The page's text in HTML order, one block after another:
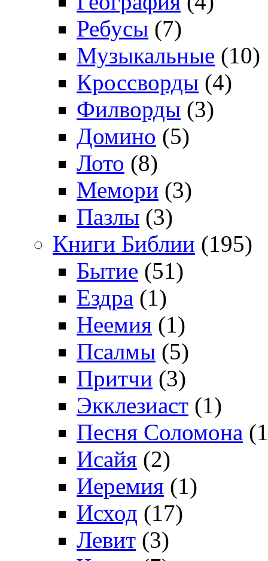
Ребусы (7)
Музыкальные (10)
Кроссворды (4)
Филворды (3)
Домино (5)
Лото (8)
Мемори (3)
Пазлы (3)
Книги Библии (195)
Бытие (51)
Ездра (1)
Неемия (1)
Псалмы (5)
Притчи (3)
Экклезиаст (1)
Песня Соломона
Исайя (2)
Иеремия (1)
Исход (17)
Левит (3)